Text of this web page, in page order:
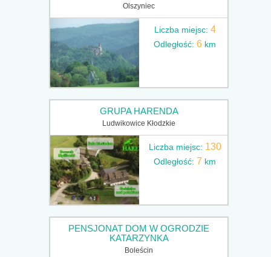
Olszyniec
Liczba miejsc: 4
Odległość:6 km
GRUPA HARENDA
Ludwikowice Kłodzkie
Liczba miejsc: 130
Odległość: 7 km
PENSJONAT DOM W OGRODZIE
KATARZYNKA
Boleścin